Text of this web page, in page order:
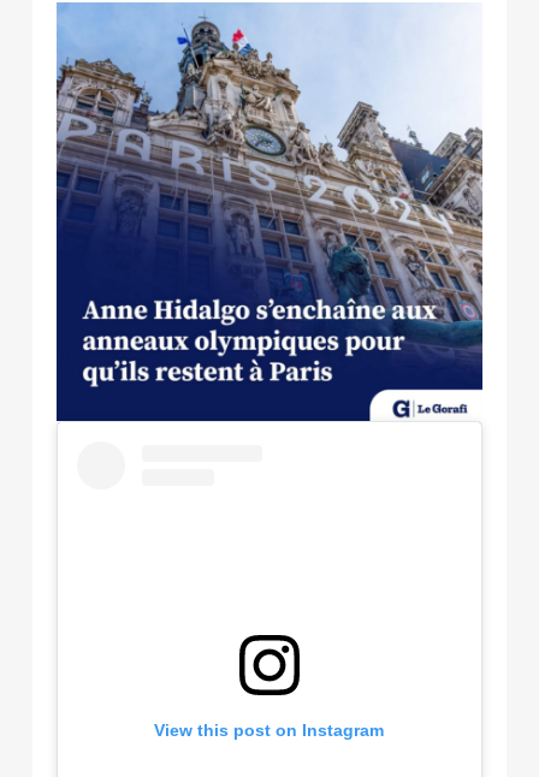
View this post on Instagram